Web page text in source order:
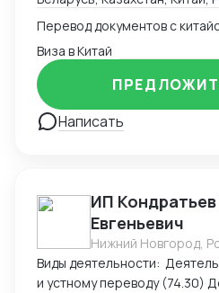
Виза в Китай
Написать
ИП Кондратьев
Евгеньевич
Нижний Новгород,
Виды деятельности:
и устному переводу (74.30)